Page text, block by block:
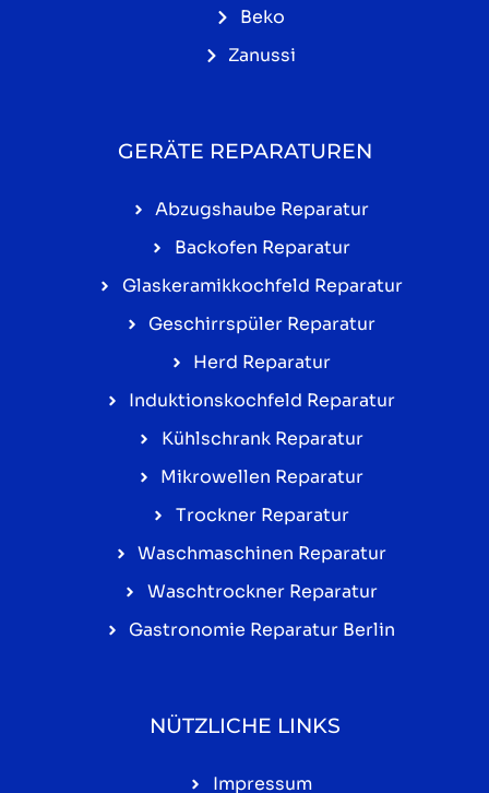
Beko
Zanussi
GERÄTE REPARATUREN
Abzugshaube Reparatur
Backofen Reparatur
Glaskeramikkochfeld Reparatur
Geschirrspüler Reparatur
Herd Reparatur
Induktionskochfeld Reparatur
Kühlschrank Reparatur
Mikrowellen Reparatur
Trockner Reparatur
Waschmaschinen Reparatur
Waschtrockner Reparatur
Gastronomie Reparatur Berlin
NÜTZLICHE LINKS
Impressum